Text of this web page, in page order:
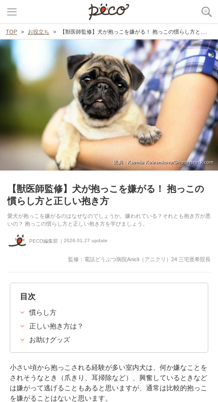
TOP お役立ち 【獣医師監修】犬が抱っこを嫌がる！ 抱っこの慣らし方と正しい抱き方
出典 : Kseniia Kolesnikova/Shutterstock.com
【獣医師監修】犬が抱っこを嫌がる！ 抱っこの
慣らし方と正しい抱き方
愛犬が抱っこを嫌がるのはなぜなのでしょうか。嫌われている？それとも抱き方が悪
いの？ 抱っこの慣らし方と正しい抱き方を学びましょう。
PECO編集部 2026.01.27 update
監修：電話どうぶつ病院Anicli（アニクリ）24 三宅亜希院長
目次
慣らし方
正しい抱き方は？
お助けグッズ
小さい頃から抱っこされる経験が多い室内犬は、何か嫌なことを
されそうなとき（爪きり、耳掃除など）、興奮しているときなど
は嫌がって逃げることもあると思いますが、通常は比較的抱っこ
を嫌がることはないと思います。